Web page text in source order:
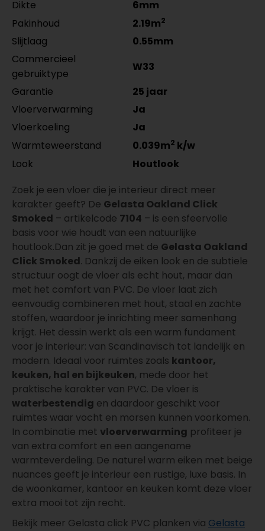
Dikte
6mm
Pakinhoud
2.19m2
Slijtlaag
0.55mm
Commercieel
gebruiktype
W33
Garantie
25 jaar
Vloerverwarming
Ja
Vloerkoeling
Ja
Warmteweerstand
0.039m2 k/w
Look
Houtlook
Zoek je een vloer die je interieur direct meer
karakter geeft? De Gelasta Oakland Click
Smoked – artikelcode 7104 – is een sfeervolle
basis voor wie houdt van een natuurlijke
houtlook.Dan zit je goed met de Gelasta Oakland
Click Smoked. Dankzij de eiken look en de subtiele
structuur oogt de vloer als echt hout, maar dan
met het comfort van PVC. De vloer laat zich
eenvoudig combineren met hout, staal en zachte
stoffen, waardoor je inrichting meer samenhang
krijgt. Het dessin werkt als een warm fundament
voor je interieur: van Scandinavisch tot landelijk en
modern. Ideaal voor ruimtes zoals kantoor,
keuken, hal en bijkeuken, mede door het
praktische karakter van PVC. De vloer is
waterbestendig en daardoor geschikt voor
ruimtes waar vocht en morsen kunnen voorkomen.
In combinatie met vloerverwarming profiteer je
van extra comfort en een aangename
warmteverdeling. De naturel warm eiken met beige
nuances geeft je interieur een rustige, luxe basis. In
de woonkamer, kantoor en keuken komt deze vloer
extra mooi tot zijn recht.
Bekijk meer Gelasta click PVC planken via Gelasta